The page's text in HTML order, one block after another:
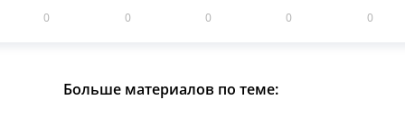
0 0 0 0 0
Больше материалов по теме: